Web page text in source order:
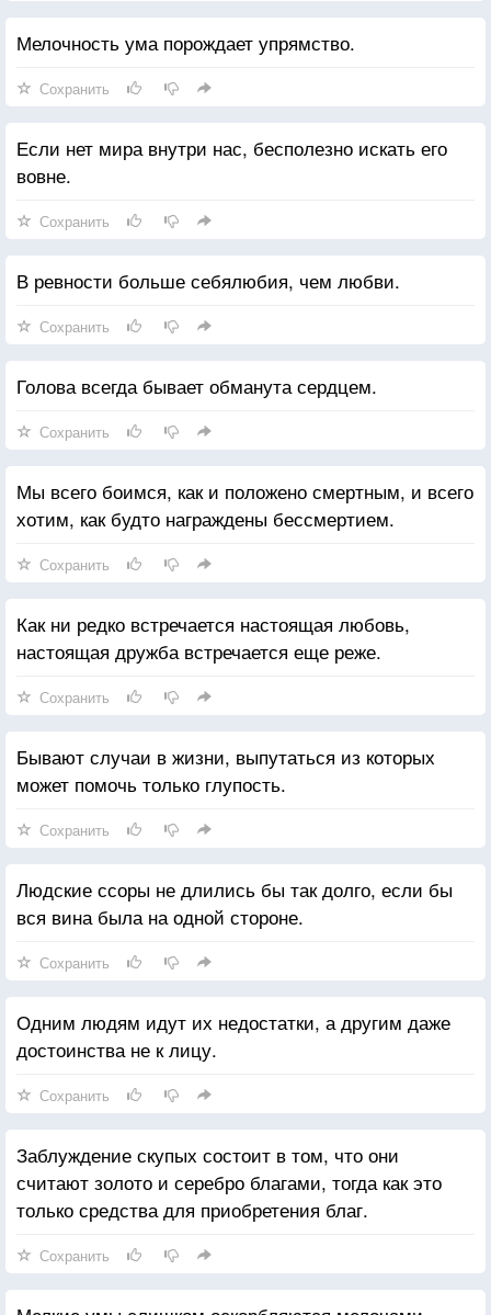
Мелочность ума порождает упрямство.
Сохранить
Если нет мира внутри нас, бесполезно искать его
вовне.
Сохранить
В ревности больше себялюбия, чем любви.
Сохранить
Голова всегда бывает обманута сердцем.
Сохранить
Мы всего боимся, как и положено смертным, и всего
хотим, как будто награждены бессмертием.
Сохранить
Как ни редко встречается настоящая любовь,
настоящая дружба встречается еще реже.
Сохранить
Бывают случаи в жизни, выпутаться из которых
может помочь только глупость.
Сохранить
Людские ссоры не длились бы так долго, если бы
вся вина была на одной стороне.
Сохранить
Одним людям идут их недостатки, а другим даже
достоинства не к лицу.
Сохранить
Заблуждение скупых состоит в том, что они
считают золото и серебро благами, тогда как это
только средства для приобретения благ.
Сохранить